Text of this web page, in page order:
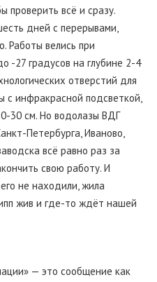
проверить всё и сразу.
дней с перерывами,
Работы велись при
-27 градусов на глубине 2-4
отверстий для
с инфракрасной подсветкой,
30 см. Но водолазы ВДГ
Петербурга, Иваново,
всё равно раз за
свою работу. И
не находили, жила
жив и где-то ждёт нашей
— это сообщение как